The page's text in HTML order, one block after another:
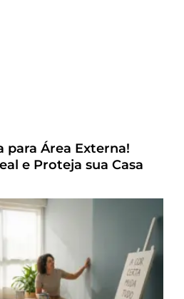
para Área Externa!
e Proteja sua Casa